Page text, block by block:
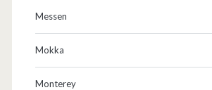
Messen
Mokka
Monterey